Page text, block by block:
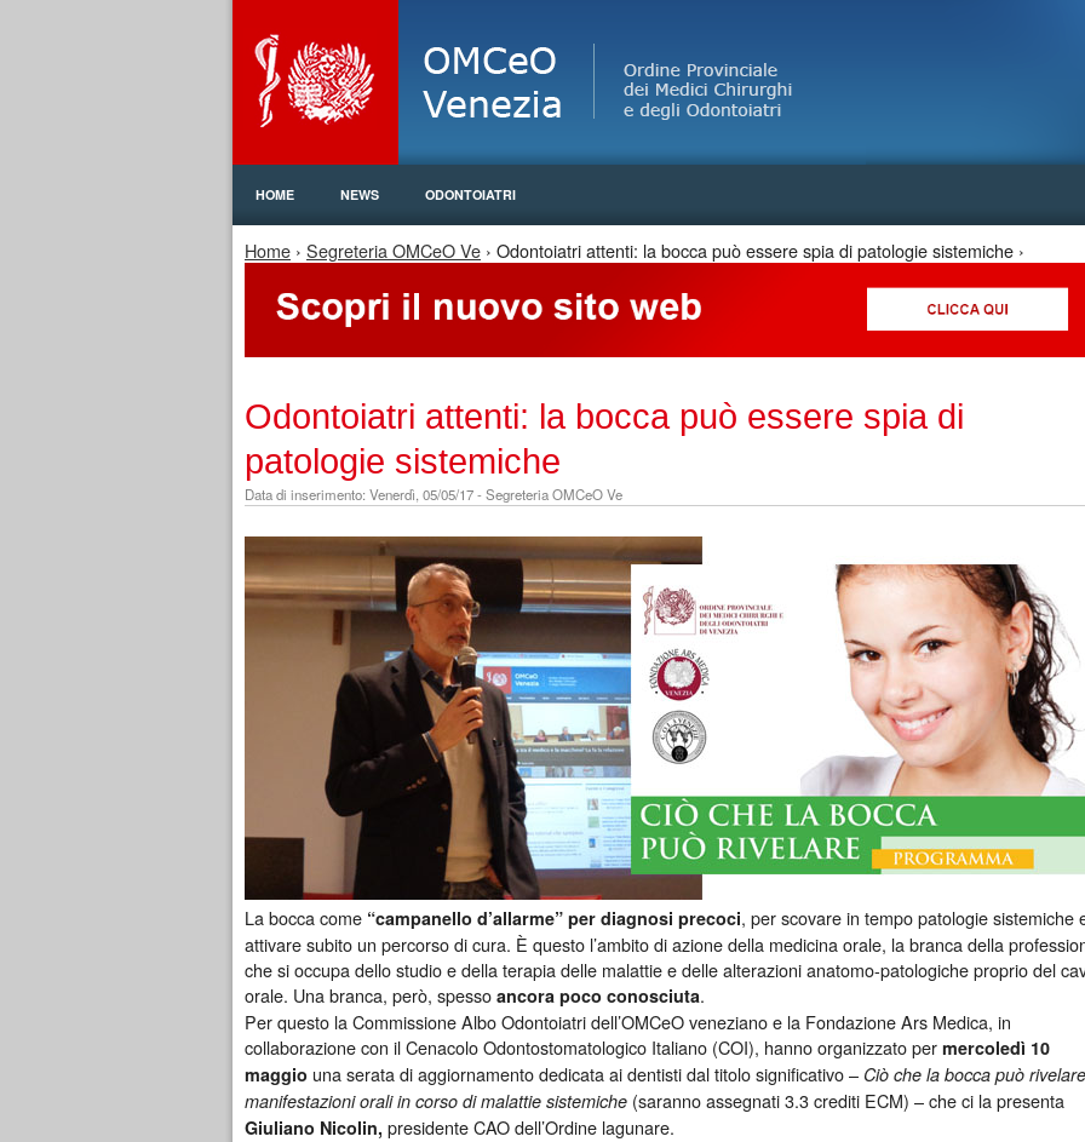
HOME NEWS ODONTOIATRI
Tu sei qui
Home › Segreteria OMCeO Ve › Odontoiatri attenti: la bocca può essere spia di patologie sistemiche ›
Odontoiatri attenti: la bocca può essere spia di
patologie sistemiche
Data di inserimento: Venerdì, 05/05/17 - Segreteria OMCeO Ve
La bocca come “campanello d’allarme” per diagnosi precoci, per scovare in tempo patologie sistemiche
attivare subito un percorso di cura. È questo l’ambito di azione della medicina orale, la branca della
che si occupa dello studio e della terapia delle malattie e delle alterazioni anatomo-patologiche proprio del
orale. Una branca, però, spesso ancora poco conosciuta.
Per questo la Commissione Albo Odontoiatri dell’OMCeO veneziano e la Fondazione Ars Medica, in
collaborazione con il Cenacolo Odontostomatologico Italiano (COI), hanno organizzato per mercoledì 10
maggio una serata di aggiornamento dedicata ai dentisti dal titolo significativo – Ciò che la bocca può
manifestazioni orali in corso di malattie sistemiche (saranno assegnati 3.3 crediti ECM) – che ci la presenta
Giuliano Nicolin, presidente CAO dell’Ordine lagunare.